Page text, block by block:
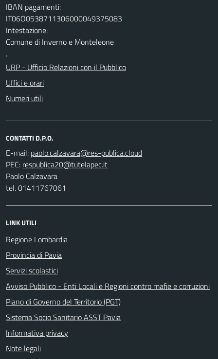
IBAN pagamenti:
IT06O0538711306000049375083
Intestazione:
Comune di Inverno e Monteleone
.
URP - Ufficio Relazioni con il Pubblico
Uffici e orari
Numeri utili
CONTATTI D.P.O.
E-mail:
PEC:
Paolo Calzavara
tel. 01411767061
LINK UTILI
Regione Lombardia
Provincia di Pavia
Servizi scolastici
Avviso Pubblico - Enti Locali e Regioni contro mafie e corruzioni
Piano di Governo del Territorio (PGT)
Sistema Socio Sanitario ASST Pavia
Informativa privacy
Note legali